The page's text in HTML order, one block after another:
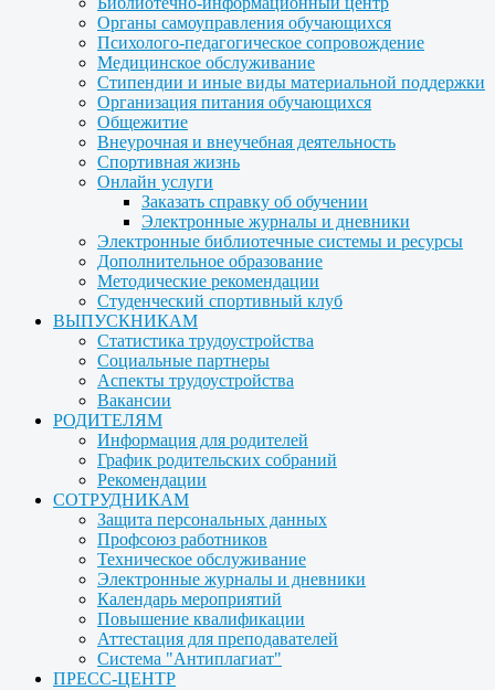
Органы самоуправления обучающихся
Психолого-педагогическое сопровождение
Медицинское обслуживание
Стипендии и иные виды материальной поддержки
Организация питания обучающихся
Общежитие
Внеурочная и внеучебная деятельность
Спортивная жизнь
Онлайн услуги
Заказать справку об обучении
Электронные журналы и дневники
Электронные библиотечные системы и ресурсы
Дополнительное образование
Методические рекомендации
Студенческий спортивный клуб
ВЫПУСКНИКАМ
Статистика трудоустройства
Социальные партнеры
Аспекты трудоустройства
Вакансии
РОДИТЕЛЯМ
Информация для родителей
График родительских собраний
Рекомендации
СОТРУДНИКАМ
Защита персональных данных
Профсоюз работников
Техническое обслуживание
Электронные журналы и дневники
Календарь мероприятий
Повышение квалификации
Аттестация для преподавателей
Система "Антиплагиат"
ПРЕСС-ЦЕНТР